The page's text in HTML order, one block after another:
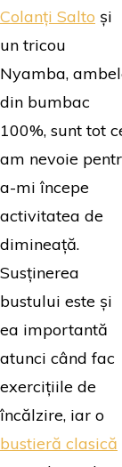
Colanți Salto și
un tricou
Nyamba,
din bumbac
100%, sunt tot
am nevoie
a-mi începe
activitatea de
dimineață.
Susținerea
bustului este și
ea importantă
atunci când fac
exercițiile de
încălzire, iar o
bustieră clasică